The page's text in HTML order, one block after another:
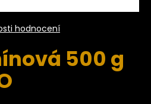
hodnocení
500 g